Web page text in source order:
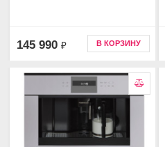
145 990 ₽ В КОРЗИНУ